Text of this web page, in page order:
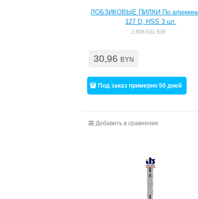
ЛОБЗИКОВЫЕ ПИЛКИ По
127 D, HSS 3 шт.
2.608.631.508
30,96 BYN
Под заказ примерно 50 дней
Добавить в сравнение